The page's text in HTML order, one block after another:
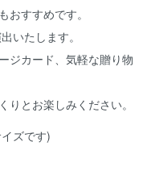
おすすめです。
いたします。
ジカード、気軽な贈り物
りとお楽しみください。
ズです)